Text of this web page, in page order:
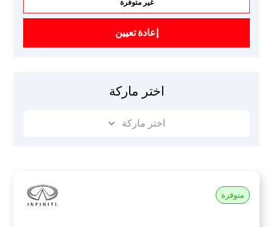
إعادة تعيين
اختر ماركة
اختر ماركة
متوفرة